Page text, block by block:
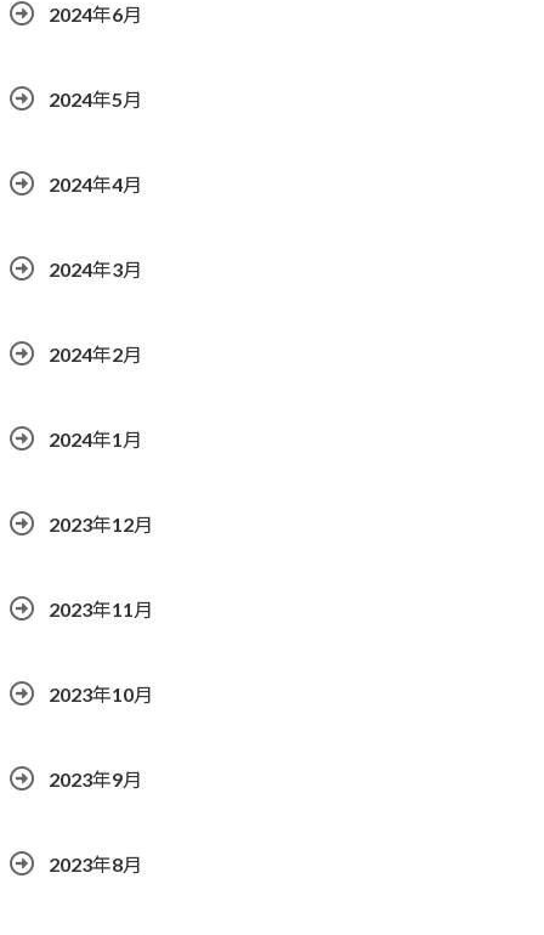
2024年6月
2024年5月
2024年4月
2024年3月
2024年2月
2024年1月
2023年12月
2023年11月
2023年10月
2023年9月
2023年8月